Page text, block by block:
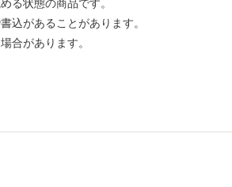
状態の商品です。
があることがあります。
があります。